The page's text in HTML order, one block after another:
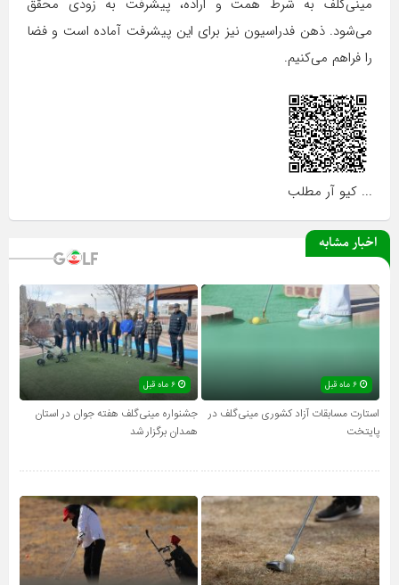
می‌شود. ذهن فدراسیون نیز برای این پیشرفت آماده است و فضا
را فراهم می‌کنیم.
... کیو آر مطلب
اخبار مشابه
۶ ماه قبل
استارت مسابقات آزاد کشوری مینی‌گلف در
پایتخت
جشنواره مینی‌گلف هفته جوان در استان
همدان برگزار شد